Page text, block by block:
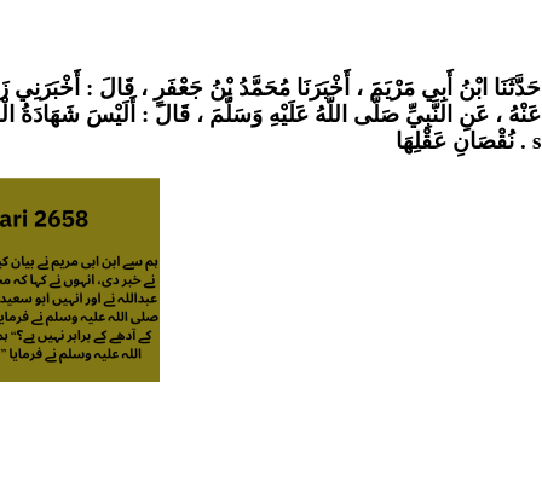
حَدَّثَنَا ابْنُ أَبِي مَرْيَمَ ، أَخْبَرَنَا مُحَمَّدُ بْنُ جَعْفَرٍ ، قَالَ :
عَنْهُ ، عَنِ النَّبِيِّ صَلَّى اللَّهُ عَلَيْهِ وَسَلَّمَ ، قَالَ : أَلَيْسَ
نُقْصَانِ عَقْلِهَا . s